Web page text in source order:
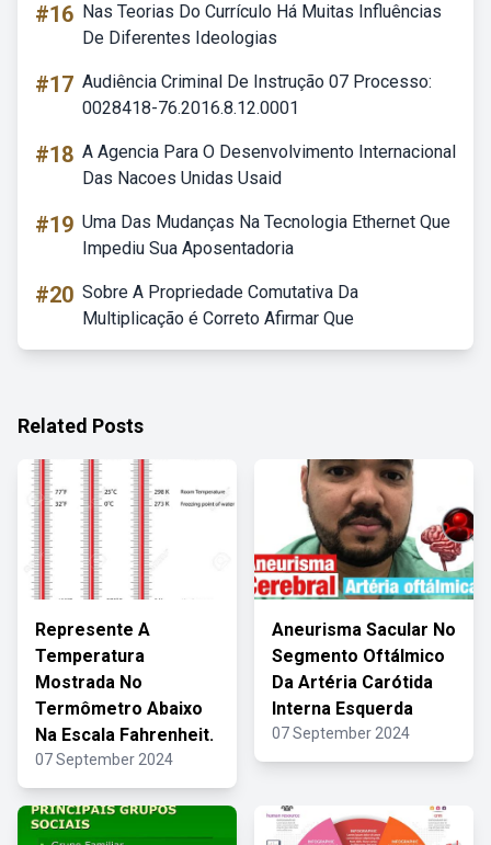
#16 Nas Teorias Do Currículo Há Muitas Influências
De Diferentes Ideologias
#17 Audiência Criminal De Instrução 07 Processo:
0028418-76.2016.8.12.0001
#18 A Agencia Para O Desenvolvimento Internacional
Das Nacoes Unidas Usaid
#19 Uma Das Mudanças Na Tecnologia Ethernet Que
Impediu Sua Aposentadoria
#20 Sobre A Propriedade Comutativa Da
Multiplicação é Correto Afirmar Que
Related Posts
Represente A
Temperatura
Mostrada No
Termômetro Abaixo
Na Escala Fahrenheit.
07 September 2024
Aneurisma Sacular No
Segmento Oftálmico
Da Artéria Carótida
Interna Esquerda
07 September 2024